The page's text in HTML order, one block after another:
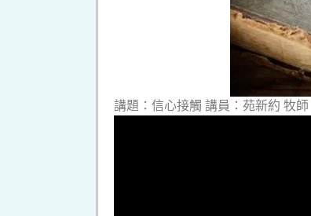
講題：信心接觸 講員：苑新約 牧師